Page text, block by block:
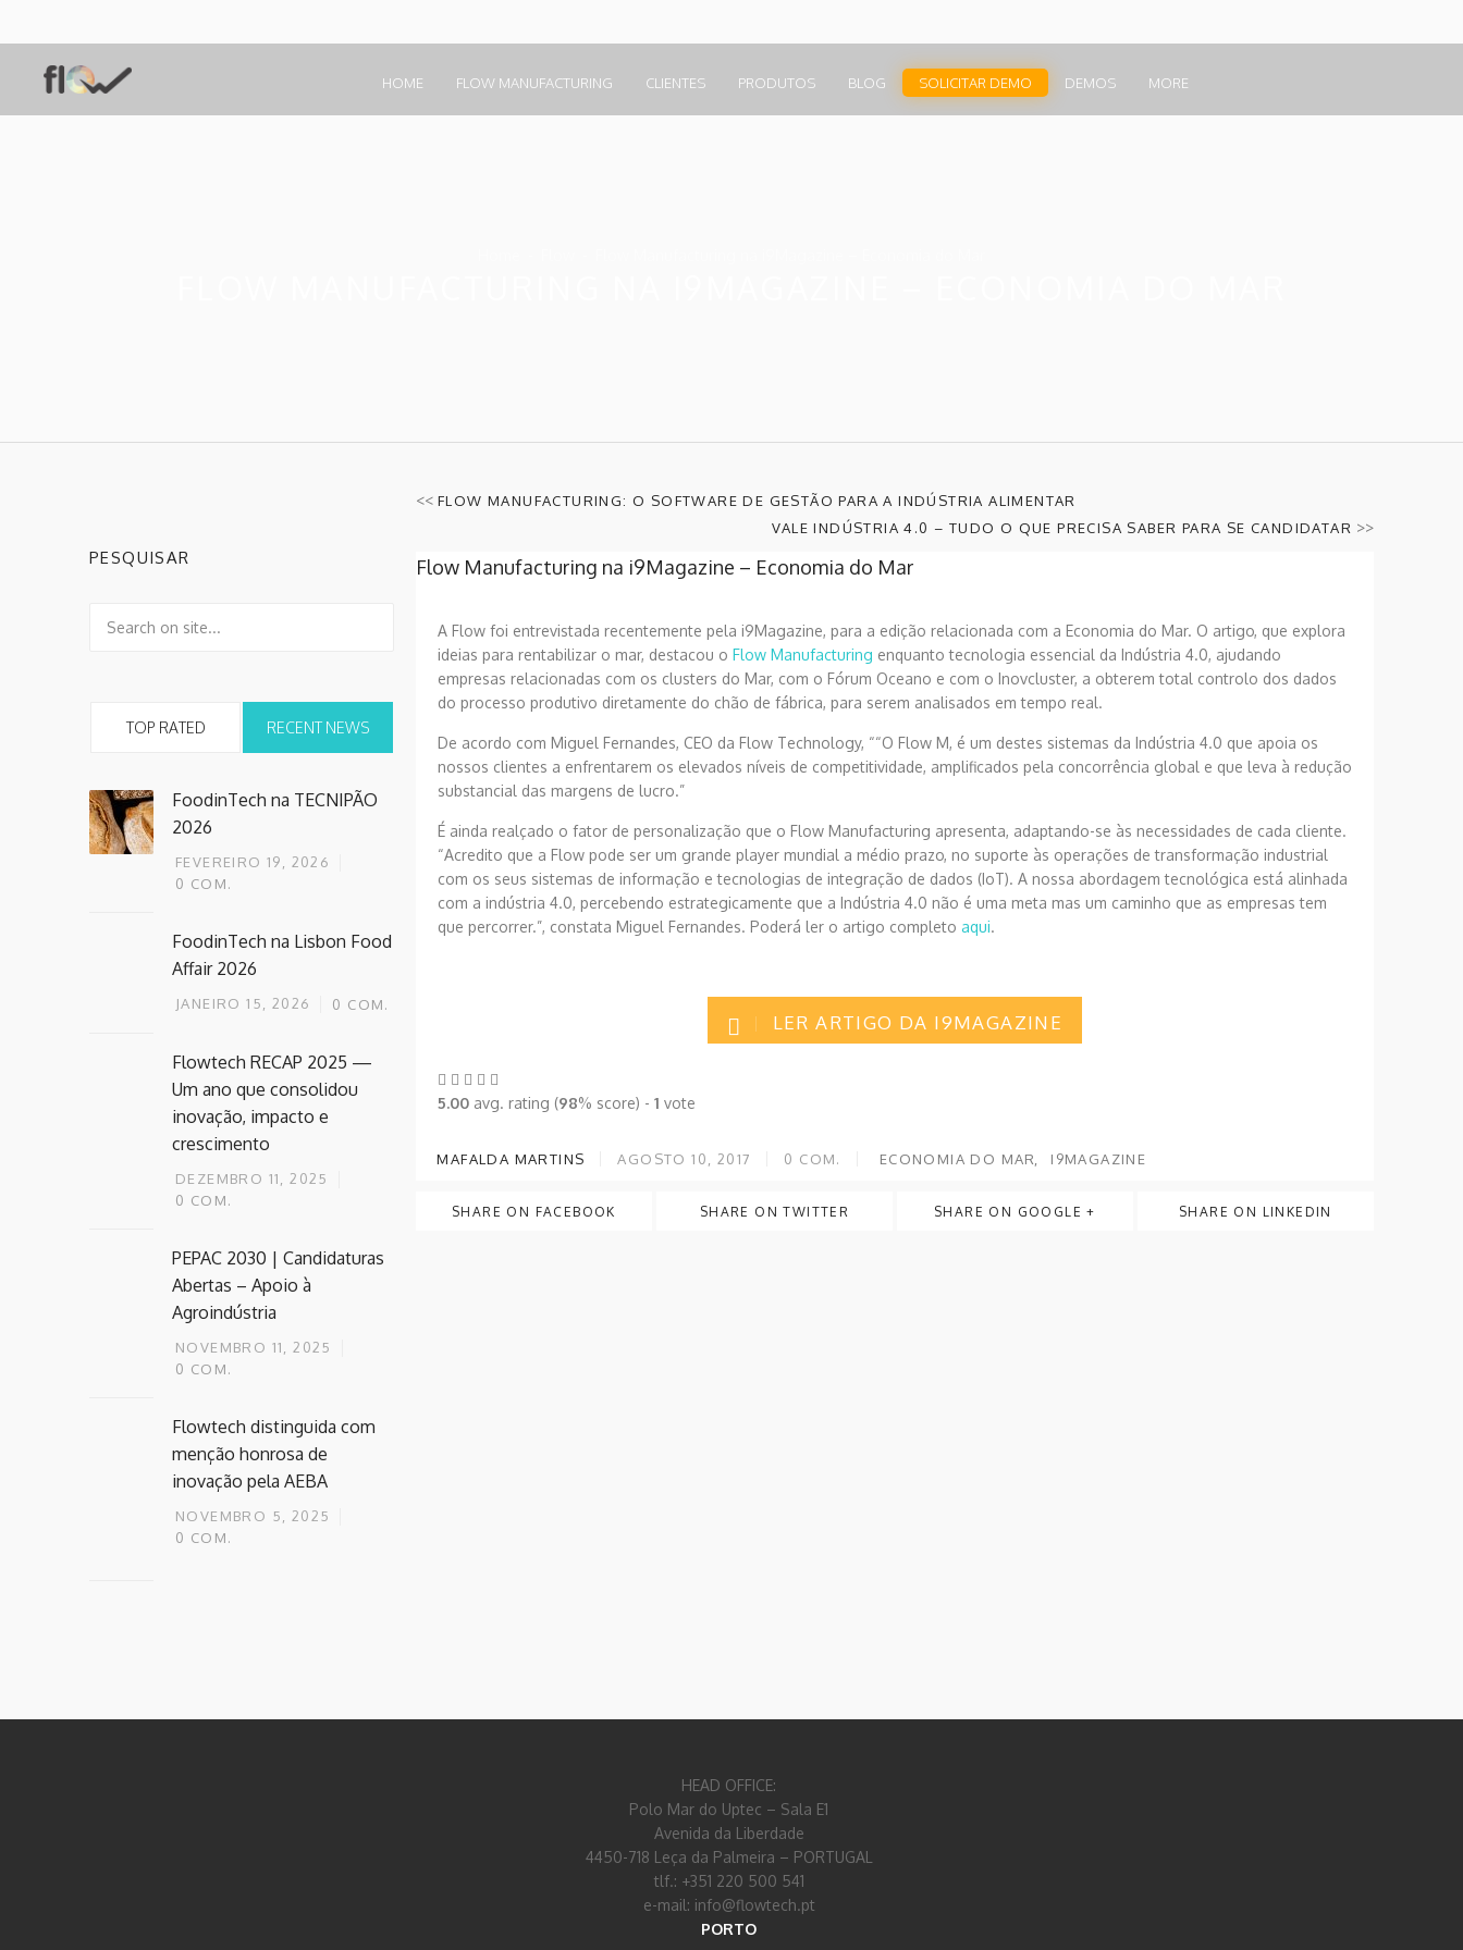
HOME FLOW MANUFACTURING CLIENTES PRODUTOS BLOG SOLICITAR DEMO DEMOS MORE
<< FLOW MANUFACTURING: O SOFTWARE DE GESTÃO PARA A INDÚSTRIA ALIMENTAR
VALE INDÚSTRIA 4.0 – TUDO O QUE PRECISA SABER PARA SE CANDIDATAR >>
Flow Manufacturing na i9Magazine – Economia do Mar
A Flow foi entrevistada recentemente pela i9Magazine, para a edição relacionada com a Economia do Mar. O artigo, que explora
ideias para rentabilizar o mar, destacou o Flow Manufacturing enquanto tecnologia essencial da Indústria 4.0, ajudando
empresas relacionadas com os clusters do Mar, com o Fórum Oceano e com o Inovcluster, a obterem total controlo dos dados
do processo produtivo diretamente do chão de fábrica, para serem analisados em tempo real.
De acordo com Miguel Fernandes, CEO da Flow Technology, ““O Flow M, é um destes sistemas da Indústria 4.0 que apoia os
nossos clientes a enfrentarem os elevados níveis de competitividade, amplificados pela concorrência global e que leva à redução
substancial das margens de lucro.”
É ainda realçado o fator de personalização que o Flow Manufacturing apresenta, adaptando-se às necessidades de cada cliente.
“Acredito que a Flow pode ser um grande player mundial a médio prazo, no suporte às operações de transformação industrial
com os seus sistemas de informação e tecnologias de integração de dados (IoT). A nossa abordagem tecnológica está alinhada
com a indústria 4.0, percebendo estrategicamente que a Indústria 4.0 não é uma meta mas um caminho que as empresas tem
que percorrer.”, constata Miguel Fernandes. Poderá ler o artigo completo aqui.
LER ARTIGO DA I9MAGAZINE
5.00 avg. rating (98% score) - 1 vote
MAFALDA MARTINS AGOSTO 10, 2017 0 COM. ECONOMIA DO MAR I9MAGAZINE
SHARE ON FACEBOOK SHARE ON TWITTER SHARE ON GOOGLE + SHARE ON LINKEDIN
PESQUISAR
TOP RATED RECENT NEWS
FoodinTech na TECNIPÃO
2026
FEVEREIRO 19, 2026
0 COM.
FoodinTech na Lisbon Food
Affair 2026
JANEIRO 15, 2026 0 COM.
Flowtech RECAP 2025 —
Um ano que consolidou
inovação, impacto e
crescimento
DEZEMBRO 11, 2025
0 COM.
PEPAC 2030 | Candidaturas
Abertas – Apoio à
Agroindústria
NOVEMBRO 11, 2025
0 COM.
Flowtech distinguida com
menção honrosa de
inovação pela AEBA
NOVEMBRO 5, 2025
0 COM.
HEAD OFFICE:
Polo Mar do Uptec – Sala E1
Avenida da Liberdade
4450-718 Leça da Palmeira – PORTUGAL
tlf.: +351 220 500 541
e-mail: info@flowtech.pt
PORTO